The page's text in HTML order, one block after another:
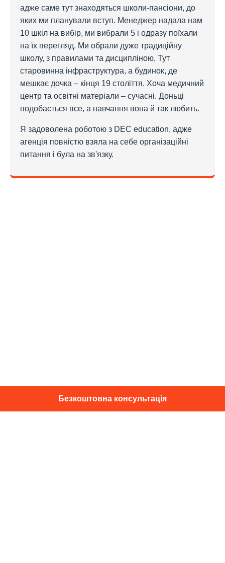
Безкоштовна консультація
адже саме тут знаходяться школи-пансіони, до
яких ми планували вступ. Менеджер надала нам
10 шкіл на вибір, ми вибрали 5 і одразу поїхали
на їх перегляд. Ми обрали дуже традиційну
школу, з правилами та дисципліною. Тут
старовинна інфраструктура, а будинок, де
мешкає дочка – кінця 19 століття. Хоча медичний
центр та освітні матеріали – сучасні. Доньці
подобається все, а навчання вона й так любить.
Я задоволена роботою з DEC education, адже
агенція повністю взяла на себе організаційні
питання і була на зв'язку.